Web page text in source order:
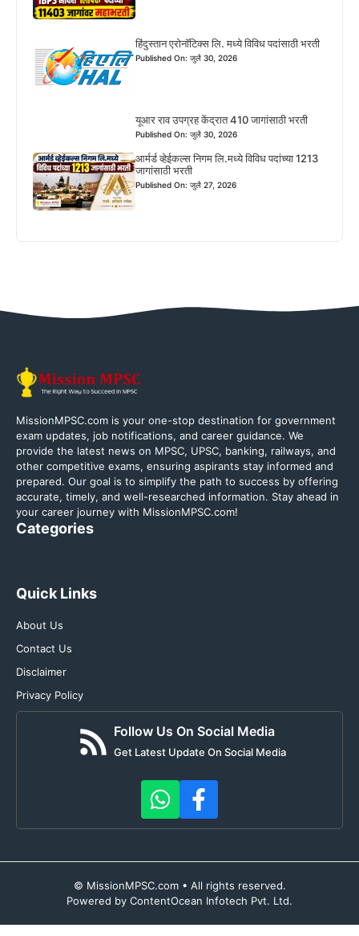
हिंदुस्तान एरोनॉटिक्स लि. मध्ये विविध पदांसाठी भरती
Published On: जुलै 30, 2026
यूआर राव उपग्रह केंद्रात 410 जागांसाठी भरती
Published On: जुलै 30, 2026
आर्मर्ड व्हेईकल्स निगम लि.मध्ये विविध पदांच्या 1213
जागांसाठी भरती
Published On: जुलै 27, 2026
MissionMPSC.com is your one-stop destination for government
exam updates, job notifications, and career guidance. We
provide the latest news on MPSC, UPSC, banking, railways, and
other competitive exams, ensuring aspirants stay informed and
prepared. Our goal is to simplify the path to success by offering
accurate, timely, and well-researched information. Stay ahead in
your career journey with MissionMPSC.com!
Categories
Quick Links
About Us
Contact Us
Disclaimer
Privacy Policy
Follow Us On Social Media
Get Latest Update On Social Media
© MissionMPSC.com • All rights reserved.
Powered by ContentOcean Infotech Pvt. Ltd.